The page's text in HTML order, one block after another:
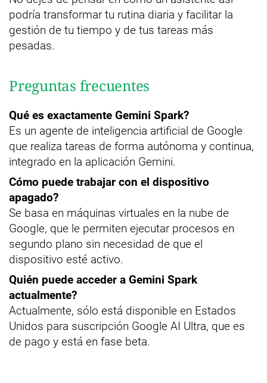
podría transformar tu rutina diaria y facilitar la
gestión de tu tiempo y de tus tareas más
pesadas.
Preguntas frecuentes
Qué es exactamente Gemini Spark?
Es un agente de inteligencia artificial de Google
que realiza tareas de forma autónoma y continua,
integrado en la aplicación Gemini.
Cómo puede trabajar con el dispositivo
apagado?
Se basa en máquinas virtuales en la nube de
Google, que le permiten ejecutar procesos en
segundo plano sin necesidad de que el
dispositivo esté activo.
Quién puede acceder a Gemini Spark
actualmente?
Actualmente, sólo está disponible en Estados
Unidos para suscripción Google AI Ultra, que es
de pago y está en fase beta.